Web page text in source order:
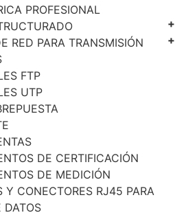
PROFESIONAL
RED PARA TRANSMISIÓN
FTP
UTP
DE CERTIFICACIÓN
DE MEDICIÓN
Y CONECTORES RJ45 PARA
DATOS